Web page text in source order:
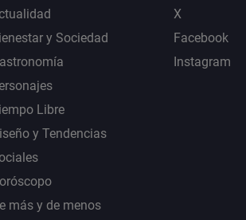
y Sociedad
Libre
y Tendencias
más y de menos
X
Facebook
Instagram